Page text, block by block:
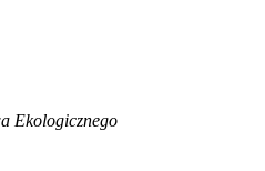
Ekologicznego